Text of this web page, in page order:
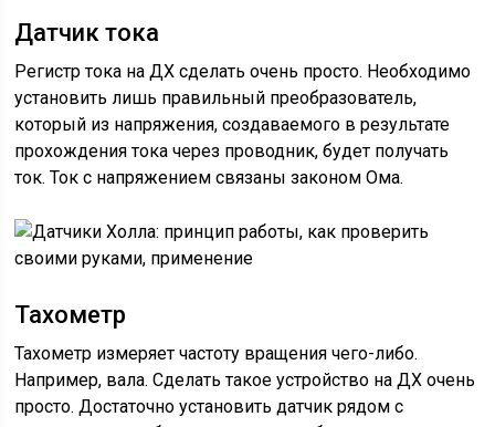
Датчик тока
Регистр тока на ДХ сделать очень просто. Необходимо
установить лишь правильный преобразователь,
который из напряжения, создаваемого в результате
прохождения тока через проводник, будет получать
ток. Ток с напряжением связаны законом Ома.
Тахометр
Тахометр измеряет частоту вращения чего-либо.
Например, вала. Сделать такое устройство на ДХ очень
просто. Достаточно установить датчик рядом с